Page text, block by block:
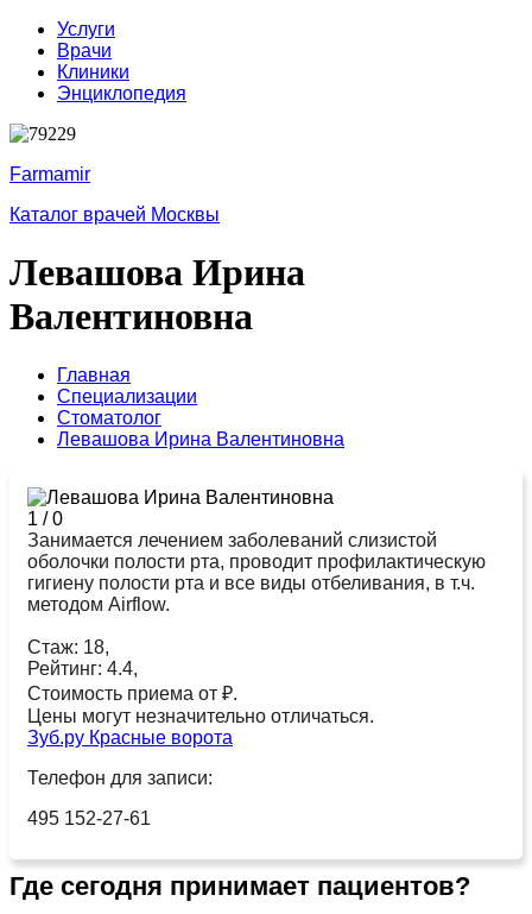
Услуги
Врачи
Клиники
Энциклопедия
Farmamir
Каталог врачей Москвы
Левашова Ирина
Валентиновна
Главная
Специализации
Стоматолог
Левашова Ирина Валентиновна
1 /0
Занимается лечением заболеваний слизистой
оболочки полости рта, проводит профилактическую
гигиену полости рта и все виды отбеливания, в т.ч.
методом Airflow.
Стаж: 18,
Рейтинг: 4.4,
Стоимость приема от ₽.
Цены могут незначительно отличаться.
Зуб.ру Красные ворота
Телефон для записи:
495 152-27-61
Где сегодня принимает пациентов?